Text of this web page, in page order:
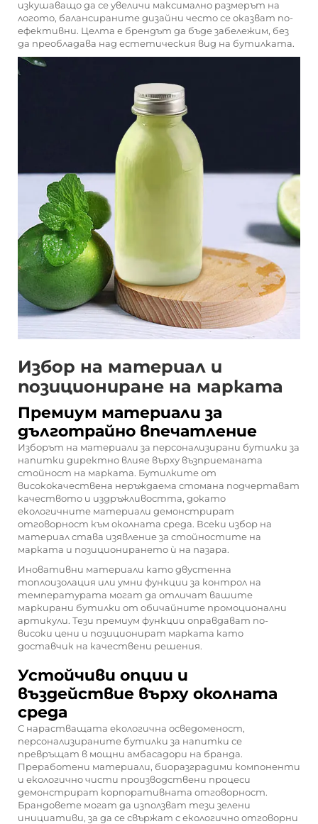
изкушаващо да се увеличи максимално размерът на
логото, балансираните дизайни често се оказват по-
ефективни. Целта е брендът да бъде забележим, без
да преобладава над естетическия вид на бутилката.
Избор на материал и
позициониране на марката
Премиум материали за
дълготрайно впечатление
Изборът на материали за персонализирани бутилки за
напитки директно влияе върху възприеманата
стойност на марката. Бутилките от
висококачествена неръждаема стомана подчертават
качеството и издръжливостта, докато
екологичните материали демонстрират
отговорност към околната среда. Всеки избор на
материал става изявление за стойностите на
марката и позиционирането ѝ на пазара.
Иновативни материали като двустенна
топлоизолация или умни функции за контрол на
температурата могат да отличат вашите
маркирани бутилки от обичайните промоционални
артикули. Тези премиум функции оправдават по-
високи цени и позиционират марката като
доставчик на качествени решения.
Устойчиви опции и
въздействие върху околната
среда
С нарастващата екологична осведоменост,
персонализираните бутилки за напитки се
превръщат в мощни амбасадори на бранда.
Преработени материали, биоразградими компоненти
и екологично чисти производствени процеси
демонстрират корпоративната отговорност.
Брандовете могат да използват тези зелени
инициативи, за да се свържат с екологично отговорни